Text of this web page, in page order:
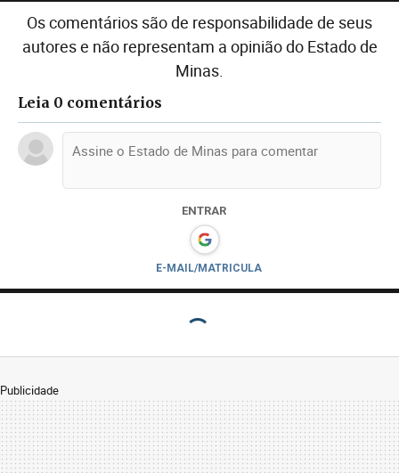
Os comentários são de responsabilidade de seus
autores e não representam a opinião do Estado de
Minas.
Leia 0 comentários
ENTRAR
E-MAIL/MATRICULA
Publicidade